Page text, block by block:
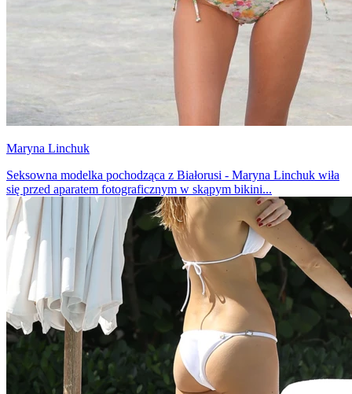
Maryna Linchuk
Seksowna modelka pochodząca z Białorusi - Maryna Linchuk wiła
się przed aparatem fotograficznym w skąpym bikini...